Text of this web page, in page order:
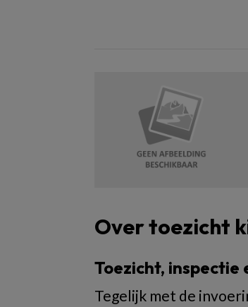
Over toezicht
Toezicht, inspectie
Tegelijk met de